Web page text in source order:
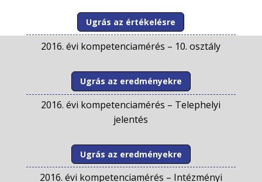
Ugrás az értékelésre
2016. évi kompetenciamérés – 10. osztály
Ugrás az eredményekre
2016. évi kompetenciamérés – Telephelyi
jelentés
Ugrás az eredményekre
2016. évi kompetenciamérés – Intézményi